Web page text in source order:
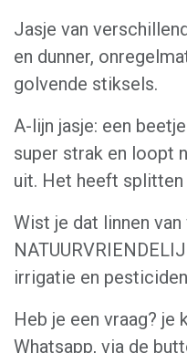
Jasje van
en dunner,
golvende stiksels.
A-lijn jasje: een
super strak en loopt
uit. Het heeft splitten
Wist je dat linnen
irrigatie en
Heb je een vraag? je
Whatsapp, via de